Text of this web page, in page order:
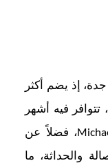
إذ يضم أكثر
تتوافر فيه أشهر
الماركات مثل Zara وDKNY وMichael Kors، فضلاً عن
والحداثة، ما